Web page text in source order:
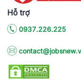
Hỗ trợ
0937.226.225